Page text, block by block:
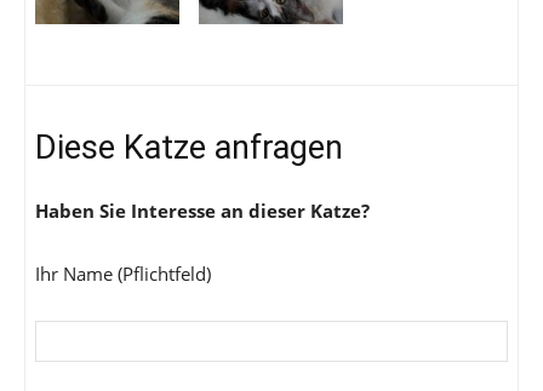
Diese Katze anfragen
Haben Sie Interesse an dieser Katze?
Ihr Name (Pflichtfeld)